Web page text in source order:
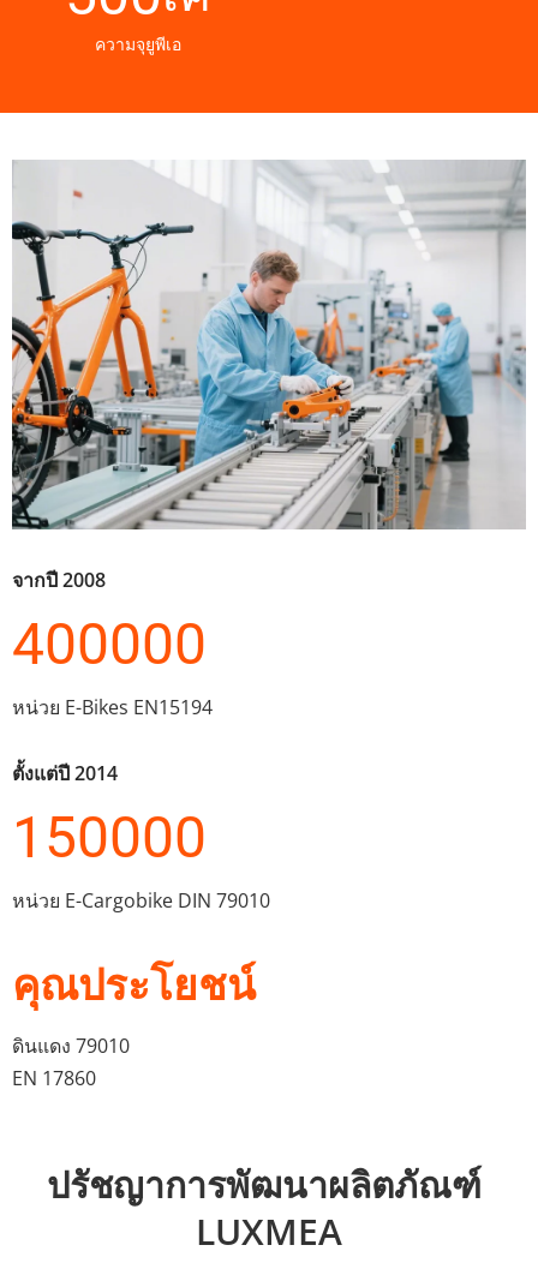
ความจุยูพีเอ
จากปี 2008
400000
หน่วย E-Bikes EN15194
ตั้งแต่ปี 2014
150000
หน่วย E-Cargobike DIN 79010
คุณประโยชน์
ดินแดง 79010
EN 17860
ปรัชญาการพัฒนาผลิตภัณฑ์
LUXMEA